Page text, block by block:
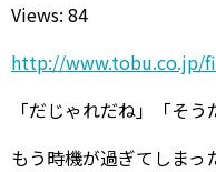
Views: 84
http://www.tobu.co.jp/
「だじゃれだね」「そう
もう時機が過ぎてしまっ